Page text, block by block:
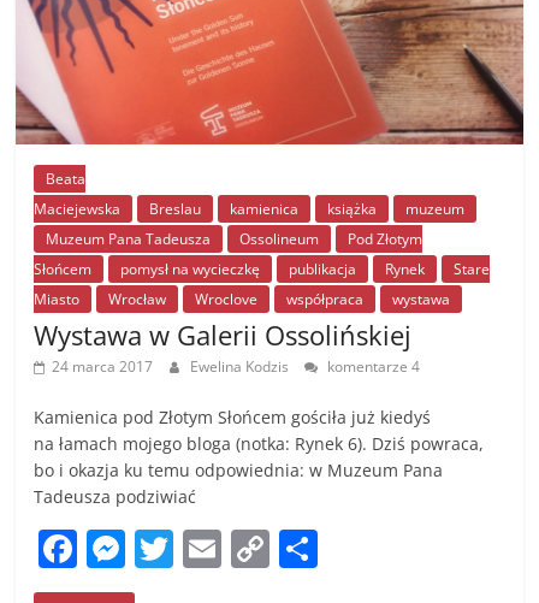
Beata
Maciejewska
Breslau kamienica książka
muzeum
Muzeum Pana Tadeusza
Ossolineum
Pod Złotym
Słońcem
pomysł na wycieczkę publikacja Rynek
Stare
Miasto
Wrocław Wroclove współpraca wystawa
Wystawa w Galerii Ossolińskiej
24 marca 2017 Ewelina Kodzis komentarze 4
Kamienica pod Złotym Słońcem gościła już kiedyś
na łamach mojego bloga (notka: Rynek 6). Dziś powraca,
bo i okazja ku temu odpowiednia: w Muzeum Pana
Tadeusza podziwiać
F
a
M
e
T E C